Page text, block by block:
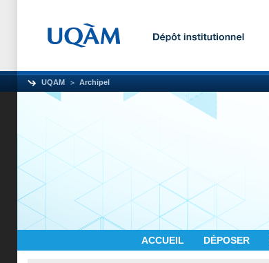
UQAM Archipel
ACCUEIL DÉPOSER